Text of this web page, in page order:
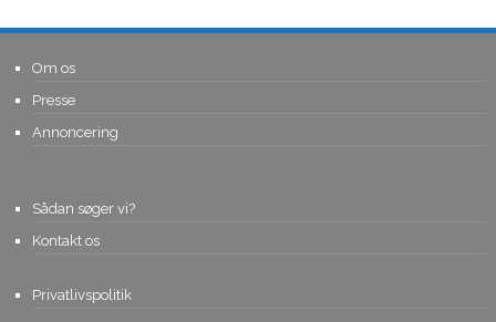
Om os
Presse
Annoncering
Sådan søger vi?
Kontakt os
Privatlivspolitik